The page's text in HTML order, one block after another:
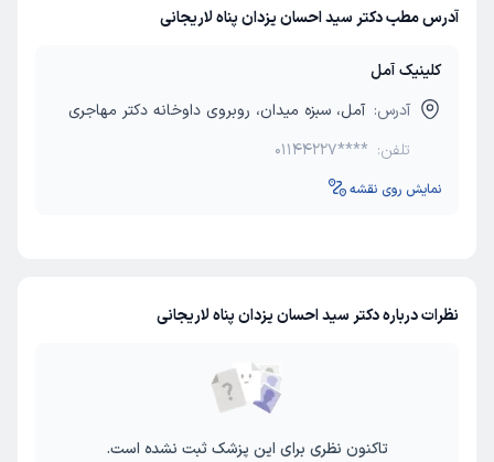
آدرس مطب دکتر سید احسان یزدان پناه لاریجانی
کلینیک آمل
آدرس: آمل، سبزه میدان، روبروی داوخانه دکتر مهاجری
تلفن: 01144227****
نمایش روی نقشه
نظرات درباره دکتر سید احسان یزدان پناه لاریجانی
تاکنون نظری برای این پزشک ثبت نشده است.